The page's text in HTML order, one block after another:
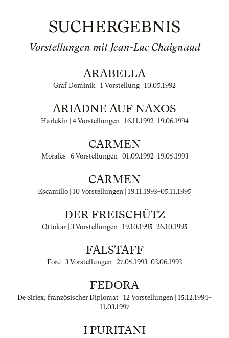
SUCHERGEBNIS
Vorstellungen mit Jean-Luc Chaignaud
ARABELLA
Graf Dominik | 1 Vorstellung | 10.05.1992
ARIADNE AUF NAXOS
Harlekin | 4 Vorstellungen | 16.11.1992–19.06.1994
CARMEN
Moralès | 6 Vorstellungen | 01.09.1992–19.05.1993
CARMEN
Escamillo | 10 Vorstellungen | 19.11.1993–05.11.1995
DER FREISCHÜTZ
Ottokar | 3 Vorstellungen | 19.10.1995–26.10.1995
FALSTAFF
Ford | 3 Vorstellungen | 27.05.1993–03.06.1993
FEDORA
De Siriex, französischer Diplomat | 12 Vorstellungen | 15.12.1994–
11.03.1997
I PURITANI